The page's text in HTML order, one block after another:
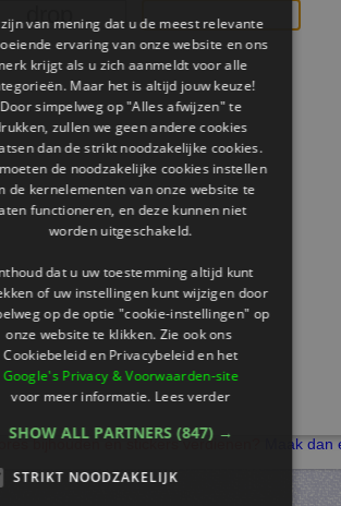
drop
bijhouden en stickers verdienen? Maak dan
van mening dat u de meest relevante
ervaring van onze website en ons
krijgt als u zich aanmeldt voor alle
Maar het is altijd jouw keuze!
simpelweg op "Alles afwijzen" te
zullen we geen andere cookies
dan de strikt noodzakelijke cookies.
de noodzakelijke cookies instellen
kernelementen van onze website te
functioneren, en deze kunnen niet
worden uitgeschakeld.
dat u uw toestemming altijd kunt
of uw instellingen kunt wijzigen door
op de optie "cookie-instellingen" op
website te klikken. Zie ook ons
en Privacybeleid en het
Privacy & Voorwaarden-site
meer informatie.Lees verder
ALL PARTNERS(847) →
NOODZAKELIJK